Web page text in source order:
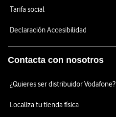
Tarifa social
Declaración Accesibilidad
Contacta con nosotros
¿Quieres ser distribuidor Vodafone?
Localiza tu tienda física